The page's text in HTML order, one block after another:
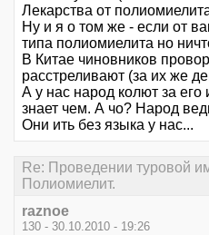
Лекарства от
Ну и я о том же - если от
типа полиомиелита но
В Китае чиновников
расстреливают (за их же
А у нас народ колют за его
знает чем. А чо? Народ
Они ить без языка у нас...
Re: Проведении туровой
Полиомиелит.
raznoe
130 - 30.10.2010 - 19:26